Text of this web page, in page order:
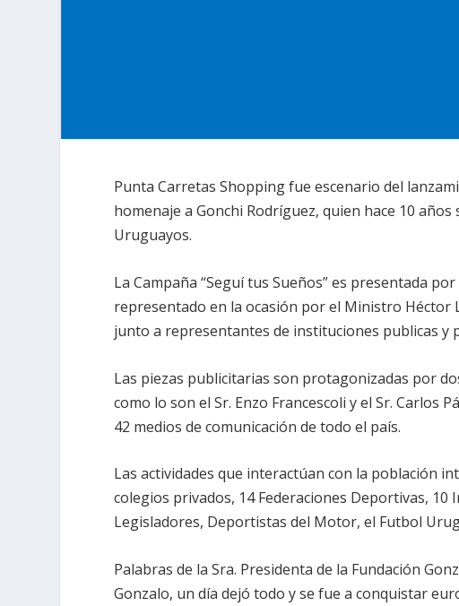
Punta Carretas Shopping fue escenario del
homenaje a Gonchi Rodríguez, quien hace 10
Uruguayos.
La Campaña “Seguí tus Sueños” es presentada
representado en la ocasión por el Ministro Héctor
junto a representantes de instituciones publicas y
Las piezas publicitarias son protagonizadas por
como lo son el Sr. Enzo Francescoli y el Sr. Carlos
42 medios de comunicación de todo el país.
Las actividades que interactúan con la población
colegios privados, 14 Federaciones Deportivas, 10
Legisladores, Deportistas del Motor, el Futbol
Palabras de la Sra. Presidenta de la Fundación
Gonzalo, un día dejó todo y se fue a conquistar